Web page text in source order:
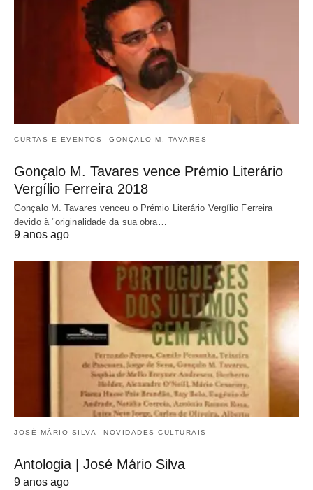
CURTAS E EVENTOS GONÇALO M. TAVARES
Gonçalo M. Tavares vence Prémio Literário
Vergílio Ferreira 2018
Gonçalo M. Tavares venceu o Prémio Literário Vergílio Ferreira
devido à "originalidade da sua obra…
9 anos ago
JOSÉ MÁRIO SILVA NOVIDADES CULTURAIS
Antologia | José Mário Silva
9 anos ago